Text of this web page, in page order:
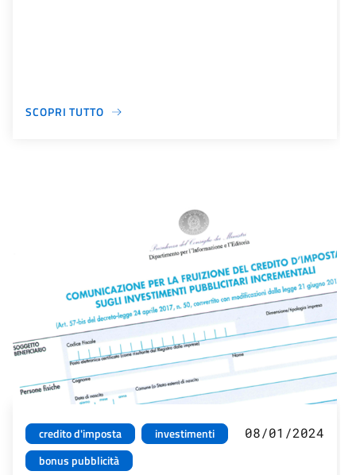
SCOPRI TUTTO
credito d'imposta
investimenti
bonus pubblicità
08/01/2024